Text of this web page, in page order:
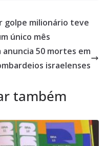
golpe milionário teve
único mês
anuncia 50 mortes em
israelenses
também